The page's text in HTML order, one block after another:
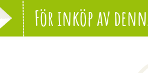
För inköp av